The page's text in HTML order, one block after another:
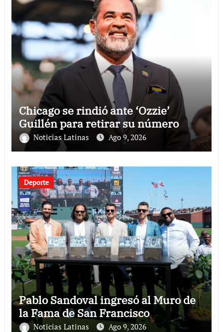
Chicago se rindió ante ‘Ozzie’
Guillén para retirar su número
Noticias Latinas Ago 9, 2026
Deporte
Pablo Sandoval ingresó al Muro de
la Fama de San Francisco
Noticias Latinas Ago 9, 2026